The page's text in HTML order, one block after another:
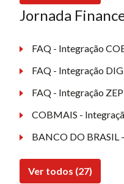
Jornada
FAQ - Integração
FAQ - Integração
FAQ - Integração
COBMAIS -
BANCO DO BRASIL
Ver todos (27)